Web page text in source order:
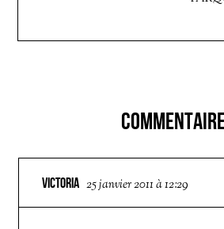
VICTORIA 25 janvier 2011 à 12:29